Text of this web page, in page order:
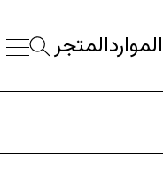
المواردالمتجر